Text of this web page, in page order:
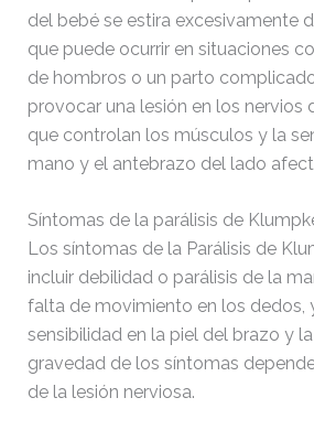
del bebé se estira excesivamente
que puede ocurrir en situaciones
de hombros o un parto
provocar una lesión en los nervios
que controlan los músculos y la
mano y el antebrazo del lado
Síntomas de la parálisis de
Los síntomas de la Parálisis de
incluir debilidad o parálisis de la
falta de movimiento en los dedos,
sensibilidad en la piel del brazo y
gravedad de los síntomas
de la lesión nerviosa.